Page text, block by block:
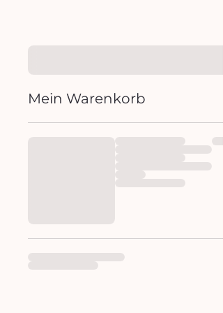
Mein Warenkorb